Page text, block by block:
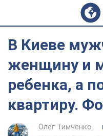
В Киеве
женщину и
ребенка, а
квартиру.
Олег Тимченко